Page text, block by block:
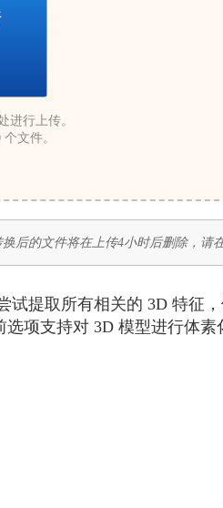
进行上传。
文件。
后的文件将在上传4小时后删除，请
试提取所有相关的 3D 特征
项支持对 3D 模型进行体素